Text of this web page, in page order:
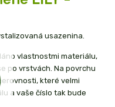
usazenina.
vlastnostmi materiálu,
po vrstvách. Na povrchu
které velmi
a vaše číslo tak bude